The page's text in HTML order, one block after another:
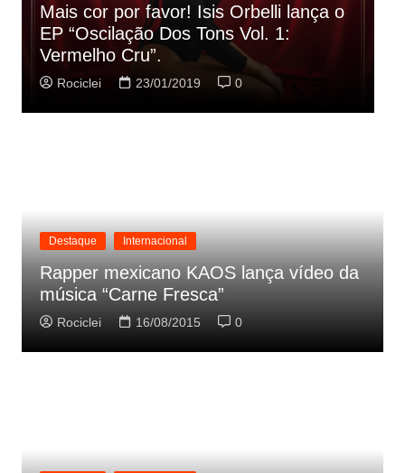
Rashid vai buscar nos HQs as
referencias do clipe de sua nova
música
Rociclei 22/01/2019 0
Destaque Internacional
Rapper mexicano KAOS lança vídeo da
música “Carne Fresca”
Rociclei 16/08/2015 0